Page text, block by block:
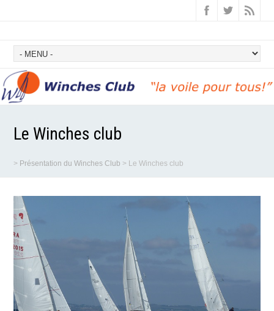
Le Winches club
> Présentation du Winches Club > Le Winches club